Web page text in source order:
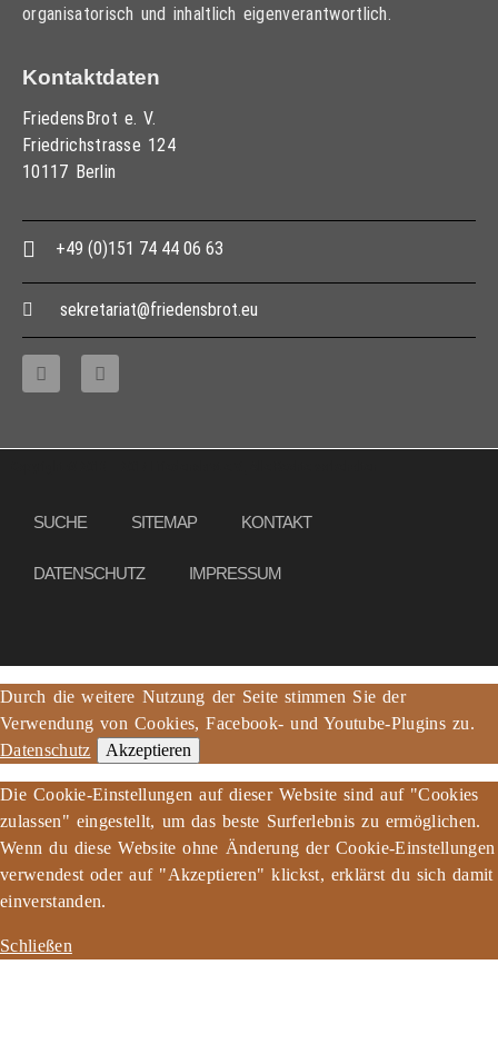
organisatorisch und inhaltlich eigenverantwortlich.
Kontaktdaten
FriedensBrot e. V.
Friedrichstrasse 124
10117 Berlin
+49 (0)151 74 44 06 63
sekretariat@friedensbrot.eu
SUCHE SITEMAP KONTAKT
DATENSCHUTZ IMPRESSUM
Durch die weitere Nutzung der Seite stimmen Sie der
Verwendung von Cookies, Facebook- und Youtube-Plugins zu.
Datenschutz
Akzeptieren
Die Cookie-Einstellungen auf dieser Website sind auf "Cookies
zulassen" eingestellt, um das beste Surferlebnis zu ermöglichen.
Wenn du diese Website ohne Änderung der Cookie-Einstellungen
verwendest oder auf "Akzeptieren" klickst, erklärst du sich damit
einverstanden.
Schließen